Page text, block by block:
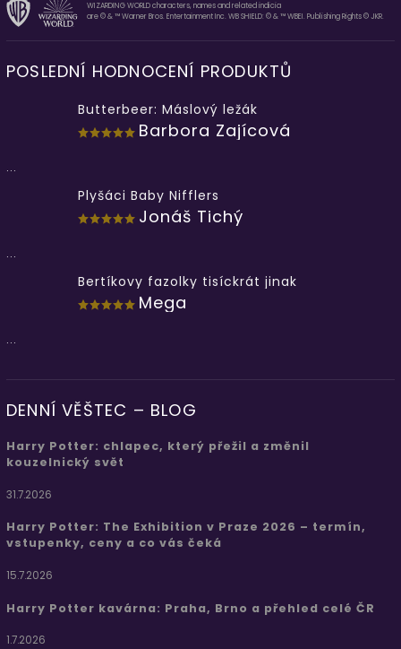
WIZARDING WORLD characters, names and related indicia
are © & ™ Warner Bros. Entertainment Inc. WB SHIELD: © & ™ WBEI. Publishing Rights © JKR.
POSLEDNÍ HODNOCENÍ PRODUKTŮ
Butterbeer: Máslový ležák
Barbora Zajícová
...
Plyšáci Baby Nifflers
Jonáš Tichý
...
Bertíkovy fazolky tisíckrát jinak
Mega
...
DENNÍ VĚŠTEC – BLOG
Harry Potter: chlapec, který přežil a změnil
kouzelnický svět
31.7.2026
Harry Potter: The Exhibition v Praze 2026 – termín,
vstupenky, ceny a co vás čeká
15.7.2026
Harry Potter kavárna: Praha, Brno a přehled celé ČR
1.7.2026